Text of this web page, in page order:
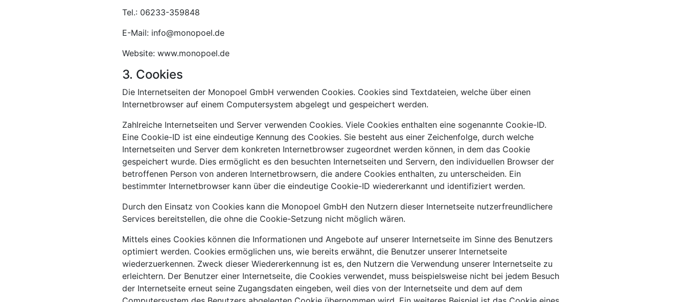
Tel.: 06233-359848
E-Mail: info@monopoel.de
Website: www.monopoel.de
3. Cookies
Die Internetseiten der Monopoel GmbH verwenden Cookies. Cookies sind Textdateien, welche über einen
Internetbrowser auf einem Computersystem abgelegt und gespeichert werden.
Zahlreiche Internetseiten und Server verwenden Cookies. Viele Cookies enthalten eine sogenannte Cookie-ID.
Eine Cookie-ID ist eine eindeutige Kennung des Cookies. Sie besteht aus einer Zeichenfolge, durch welche
Internetseiten und Server dem konkreten Internetbrowser zugeordnet werden können, in dem das Cookie
gespeichert wurde. Dies ermöglicht es den besuchten Internetseiten und Servern, den individuellen Browser der
betroffenen Person von anderen Internetbrowsern, die andere Cookies enthalten, zu unterscheiden. Ein
bestimmter Internetbrowser kann über die eindeutige Cookie-ID wiedererkannt und identifiziert werden.
Durch den Einsatz von Cookies kann die Monopoel GmbH den Nutzern dieser Internetseite nutzerfreundlichere
Services bereitstellen, die ohne die Cookie-Setzung nicht möglich wären.
Mittels eines Cookies können die Informationen und Angebote auf unserer Internetseite im Sinne des Benutzers
optimiert werden. Cookies ermöglichen uns, wie bereits erwähnt, die Benutzer unserer Internetseite
wiederzuerkennen. Zweck dieser Wiedererkennung ist es, den Nutzern die Verwendung unserer Internetseite zu
erleichtern. Der Benutzer einer Internetseite, die Cookies verwendet, muss beispielsweise nicht bei jedem Besuch
der Internetseite erneut seine Zugangsdaten eingeben, weil dies von der Internetseite und dem auf dem